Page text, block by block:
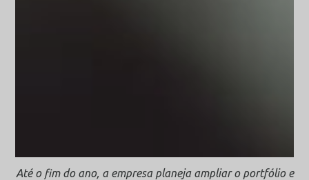
Até o fim do ano, a empresa planeja ampliar o portfólio e